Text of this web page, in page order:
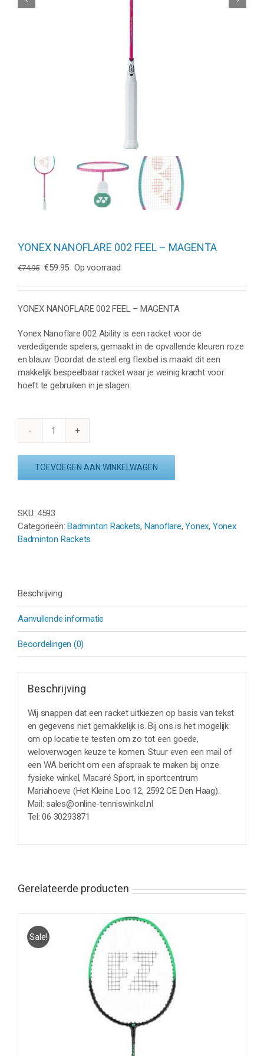
YONEX NANOFLARE 002 FEEL – MAGENTA
€74.95 Oorspronkelijke
was:
€74.95.
€59.95Huidige
is:
€59.95.
Op voorraad
YONEX NANOFLARE 002 FEEL – MAGENTA
Yonex Nanoflare 002 Ability is een racket voor de
verdedigende spelers, gemaakt in de opvallende kleuren roze
en blauw. Doordat de steel erg flexibel is maakt dit een
makkelijk bespeelbaar racket waar je weinig kracht voor
hoeft te gebruiken in je slagen.
YONEX
002
aantal
TOEVOEGEN AAN WINKELWAGEN
SKU: 4593
Categorieën:Badminton Rackets, Nanoflare,Yonex, Yonex
Badminton Rackets
Beschrijving
Aanvullende informatie
Beoordelingen (0)
Beschrijving
Wij snappen dat een racket uitkiezen op basis van tekst
en gegevens niet gemakkelijk is. Bij ons is het mogelijk
om op locatie te testen om zo tot een goede,
weloverwogen keuze te komen. Stuur even een mail of
een WA bericht om een afspraak te maken bij onze
fysieke winkel, Macaré Sport, in sportcentrum
Mariahoeve (Het Kleine Loo 12, 2592 CE Den Haag).
Mail: sales@online-tenniswinkel.nl
Tel: 06 30293871
Gerelateerde producten
Sale!